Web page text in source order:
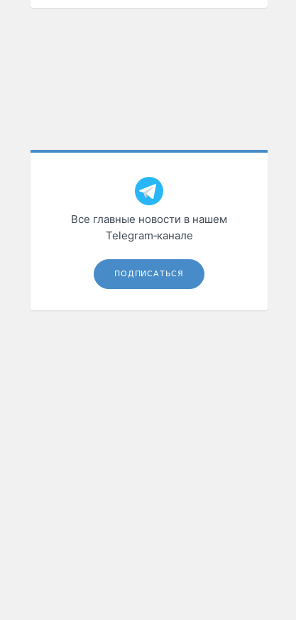
Все главные новости в нашем
Telegram‑канале
ПОДПИСАТЬСЯ